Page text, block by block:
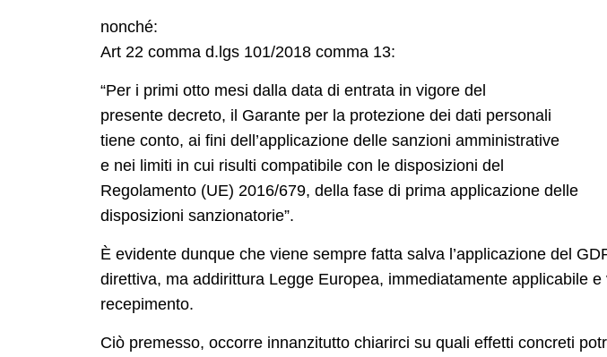
nonché:
Art 22 comma d.lgs 101/2018 comma 13:
“Per i primi otto mesi dalla data di entrata in vigore del
presente decreto, il Garante per la protezione dei dati personali
tiene conto, ai fini dell’applicazione delle sanzioni amministrative
e nei limiti in cui risulti compatibile con le disposizioni del
Regolamento (UE) 2016/679, della fase di prima applicazione delle
disposizioni sanzionatorie”.
È evidente dunque che viene sempre fatta salva l’applicazione del
direttiva, ma addirittura Legge Europea, immediatamente applicabile
recepimento.
Ciò premesso, occorre innanzitutto chiarirci su quali effetti concreti